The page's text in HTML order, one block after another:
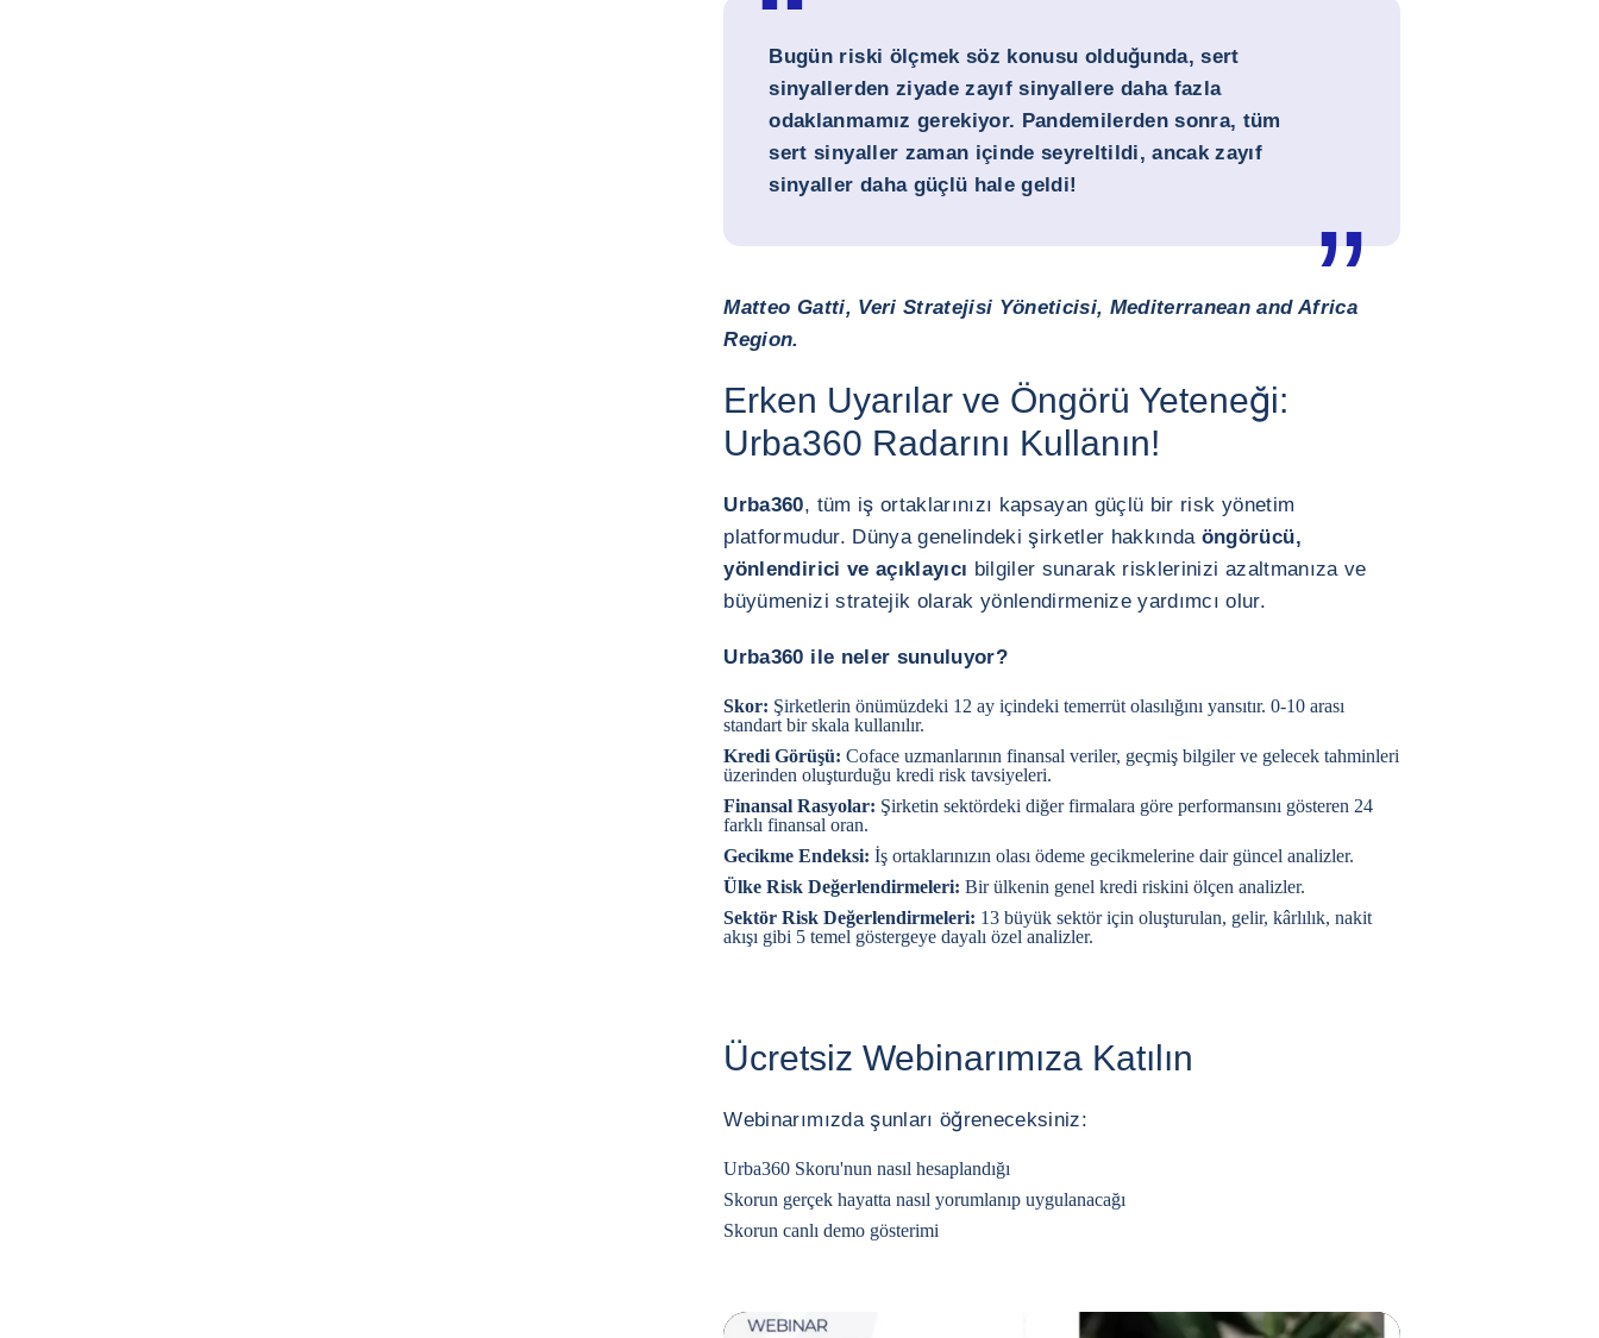
Bugün riski ölçmek söz konusu olduğunda, sert
sinyallerden ziyadezayıf sinyallere daha fazla
odaklanmamız gerekiyor. Pandemilerden sonra, tüm
sert sinyaller zaman içinde seyreltildi, ancak zayıf
sinyaller daha güçlü hale geldi!
Matteo Gatti, Veri Stratejisi Yöneticisi, Mediterranean and Africa
Region.
Erken Uyarılar ve Öngörü Yeteneği:
Urba360 Radarını Kullanın!
Urba360, tüm iş ortaklarınızı kapsayan güçlü bir risk yönetim
platformudur. Dünya genelindeki şirketler hakkında öngörücü,
yönlendirici ve açıklayıcı bilgiler sunarak risklerinizi azaltmanıza ve
büyümenizi stratejik olarak yönlendirmenize yardımcı olur.
Urba360 ile neler sunuluyor?
Skor: Şirketlerin önümüzdeki 12 ay içindeki temerrüt olasılığını yansıtır. 0-10 arası
standart bir skala kullanılır.
Kredi Görüşü: Coface uzmanlarının finansal veriler, geçmiş bilgiler ve gelecek tahminleri
üzerinden oluşturduğu kredi risk tavsiyeleri.
Finansal Rasyolar: Şirketin sektördeki diğer firmalara göre performansını gösteren 24
farklı finansal oran.
Gecikme Endeksi: İş ortaklarınızın olası ödeme gecikmelerine dair güncel analizler.
Ülke Risk Değerlendirmeleri: Bir ülkenin genel kredi riskini ölçen analizler.
Sektör Risk Değerlendirmeleri: 13 büyük sektör için oluşturulan, gelir, kârlılık, nakit
akışı gibi 5 temel göstergeye dayalı özel analizler.
Ücretsiz Webinarımıza Katılın
Webinarımızda şunları öğreneceksiniz:
Urba360 Skoru'nun nasıl hesaplandığı
Skorun gerçek hayatta nasıl yorumlanıp uygulanacağı
Skorun canlı demo gösterimi